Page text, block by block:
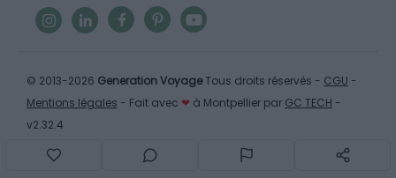
© 2013-2026 Generation VoyageTous droits réservés - CGU -
Mentions légales - Fait avec ❤ à Montpellier par GC TECH -
v2.32.4